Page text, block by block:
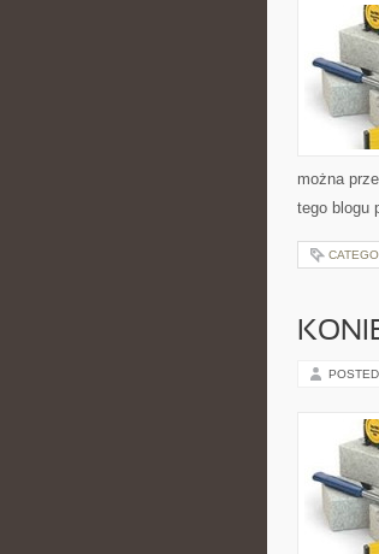
można
tego blogu